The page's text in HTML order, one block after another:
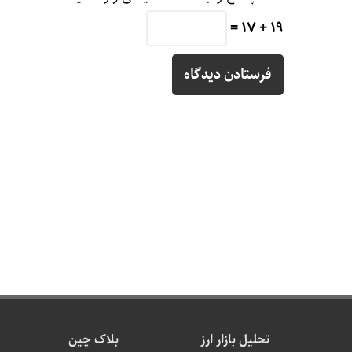
19 + 17 =
تحلیل بازار ارز بلاک چین